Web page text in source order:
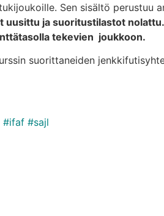
Sen sisältö perustuu
uusittu ja suoritustilastot
tekevien joukkoon.
suorittaneiden
#ifaf #sajl